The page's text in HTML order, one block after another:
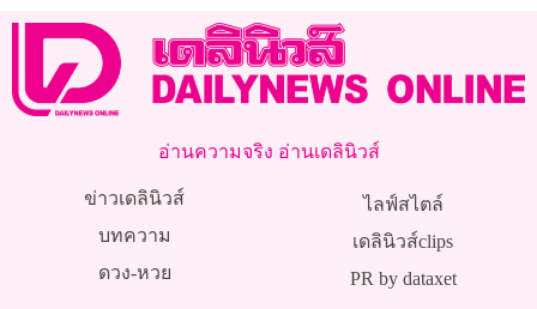
อ่านความจริง อ่านเดลินิวส์
ข่าวเดลินิวส์
บทความ
ดวง-หวย
ไลฟ์สไตล์
เดลินิวส์clips
PR by dataxet